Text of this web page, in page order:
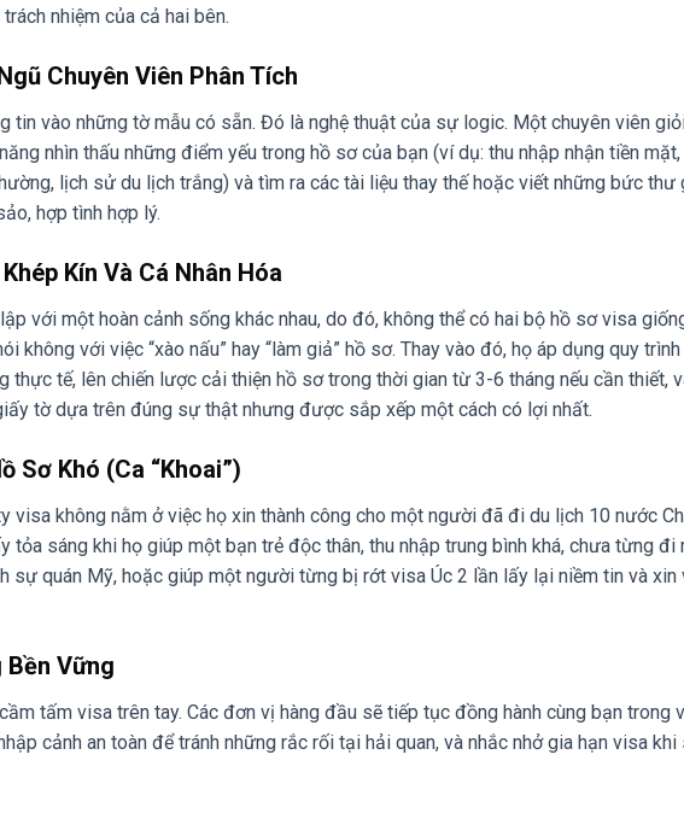
nhiệm của cả hai bên.
Chuyên Viên Phân Tích
tin vào những tờ mẫu có sẵn. Đó là nghệ thuật của sự logic. Một chuyên viên
nhìn thấu những điểm yếu trong hồ sơ của bạn (ví dụ: thu nhập nhận tiền
lịch sử du lịch trắng) và tìm ra các tài liệu thay thế hoặc viết những bức thư
hợp tình hợp lý.
Kín Và Cá Nhân Hóa
với một hoàn cảnh sống khác nhau, do đó, không thể có hai bộ hồ sơ visa
không với việc “xào nấu” hay “làm giả” hồ sơ. Thay vào đó, họ áp dụng quy
thực tế, lên chiến lược cải thiện hồ sơ trong thời gian từ 3-6 tháng nếu cần thiết,
tờ dựa trên đúng sự thật nhưng được sắp xếp một cách có lợi nhất.
Sơ Khó (Ca “Khoai”)
visa không nằm ở việc họ xin thành công cho một người đã đi du lịch 10 nước
tỏa sáng khi họ giúp một bạn trẻ độc thân, thu nhập trung bình khá, chưa từng đi
sự quán Mỹ, hoặc giúp một người từng bị rớt visa Úc 2 lần lấy lại niềm tin và xin
Bền Vững
tấm visa trên tay. Các đơn vị hàng đầu sẽ tiếp tục đồng hành cùng bạn trong
cảnh an toàn để tránh những rắc rối tại hải quan, và nhắc nhở gia hạn visa khi